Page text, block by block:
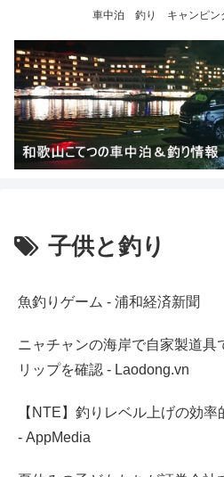
車中泊 釣り キャンピン
子供と釣り
魚釣りゲーム - 浦和経済新聞
ニャチャンの海岸で自家製道具
リップを確認 - Laodong.vn
【NTE】釣りレベル上げの効率
- AppMedia